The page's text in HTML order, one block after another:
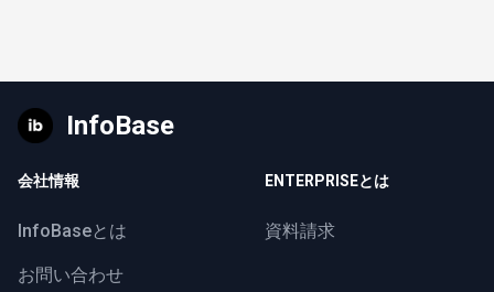
InfoBase
会社情報
InfoBaseとは
お問い合わせ
ENTERPRISEとは
資料請求